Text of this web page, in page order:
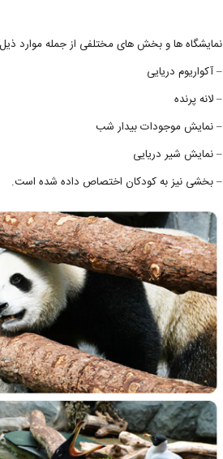
نمایشگاه ها و بخش های مختلفی از جمله موارد
– آکواریوم دریایی
– لانه پرنده
– نمایش موجودات بیدار شب
– نمایش شیر دریایی
– بخشی نیز به کودکان اختصاص داده شده است.